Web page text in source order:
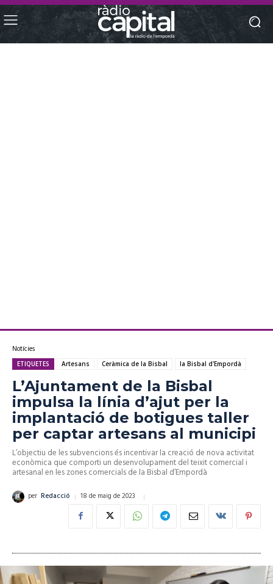
Notícies
ETIQUETES Artesans Ceràmica de la Bisbal la Bisbal d'Empordà
L’Ajuntament de la Bisbal
impulsa la línia d’ajut per la
implantació de botigues taller
per captar artesans al municipi
L’objectiu de les subvencions és incentivar la creació de nova activitat
econòmica que comporti un desenvolupament del teixit comercial i
artesanal en les zones comercials de la Bisbal d’Empordà
per Redacció 18 de maig de 2023